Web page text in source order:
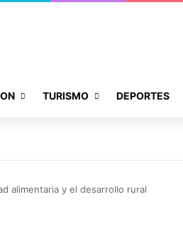
TURISMO DEPORTES
alimentaria y el desarrollo rural